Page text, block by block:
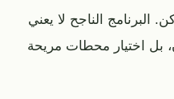
البرنامج الناجح لا يعني
بل اختيار محطات مريحة